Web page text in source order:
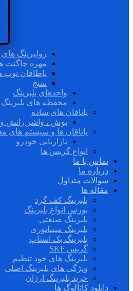
رولبرینگ
مهره چاگنت
یاطاقان توپ
سنج
واحدهای بلبرینگ
محفظه های بلبرینگ
یاتاقان های ساده
بوش ، واشر رانش و
یاتاقان ها و سیستم های
بازاریابی خودرو
انواع گریس ها
تماس با ما
درباره ما
سوالات متداول
مقاله ها
بلبرینگ کف گرد
بورس انواع بلبرینگ
بلبرینگ صنعتی
بلبرینگ مینیاتوری
بلبرینگ بک استاپ
گریس SKF
بلبرینگ های خود تنظیم
ویژگی های بلبرینگ اصلی
خرید بلبرینگ ارزان
دانلود کاتالوگ ها